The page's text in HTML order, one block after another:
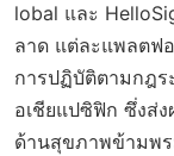
lobal และ
ลาด แต่ละแพลตฟ
การปฏิบัติตามกฎร
อเชียแปซิฟิก ซึ่งส่
ด้านสุขภาพข้ามพ